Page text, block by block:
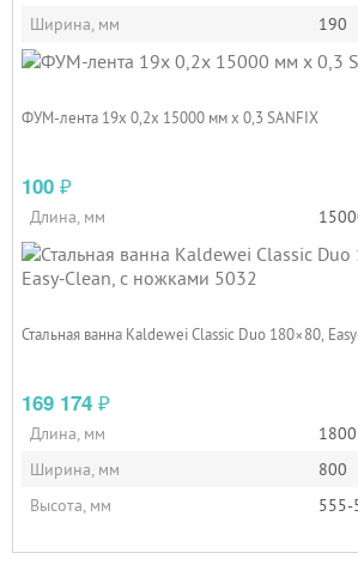
Ширина, мм
190
ФУМ-лента 19х 0,2х 15000 мм х 0,3 SANFIX
100 ₽
Длина, мм
Стальная ванна Kaldewei Classic Duo 180×80,
169 174 ₽
Длина, мм
1800
Ширина, мм
800
Высота, мм
555-